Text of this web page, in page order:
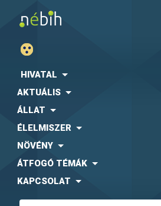
HIVATAL
AKTUÁLIS
ÁLLAT
ÉLELMISZER
NÖVÉNY
ÁTFOGÓ TÉMÁK
KAPCSOLAT